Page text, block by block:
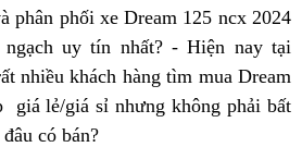
phân phối xe Dream 125 ncx 2024
uy tín nhất? - Hiện nay tại
nhiều khách hàng tìm mua Dream
giá lẻ/giá sỉ nhưng không phải bất
có bán?